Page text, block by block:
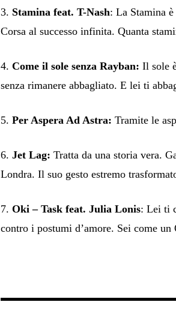
3. Stamina feat. T-Nash: La Stamina
Corsa al successo infinita. Quanta
4.Come il sole senza Rayban: Il sole
senza rimanere abbagliato. E lei ti
5.Per Aspera Ad Astra: Tramite le
6.Jet Lag: Tratta da una storia vera.
Londra. Il suo gesto estremo
7.Oki – Task feat. Julia Lonis: Lei ti
contro i postumi d’amore. Sei come un